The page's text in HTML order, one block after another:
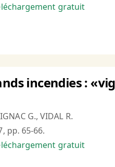
gratuit
incendies :
G., VIDAL R.
pp. 65-66.
gratuit